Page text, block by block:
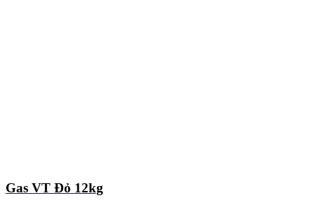
Gas VT Đỏ 12kg